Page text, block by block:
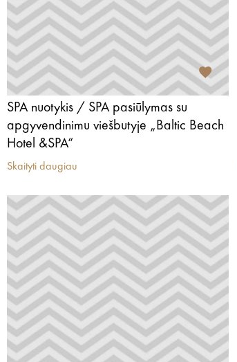
SPA nuotykis / SPA pasiūlymas su
apgyvendinimu viešbutyje „Baltic Beach
Hotel &SPA“
Skaityti daugiau